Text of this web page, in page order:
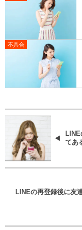
不具合
てあ
LINEの再登録後に友